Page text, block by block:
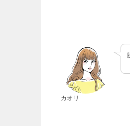
カオリ